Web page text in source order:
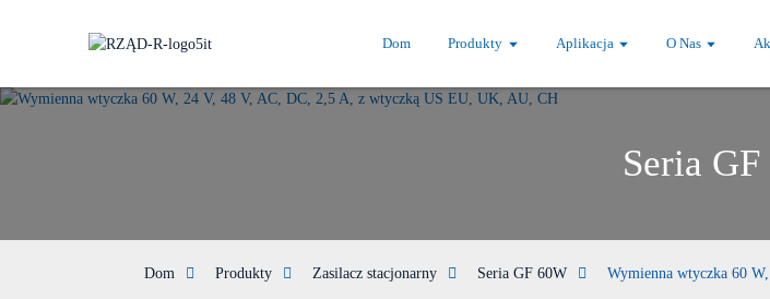
Dom Produkty Aplikacja O Nas
Seria
Dom Produkty Zasilacz stacjonarny Seria GF 60W Wymienna wtyczka 60